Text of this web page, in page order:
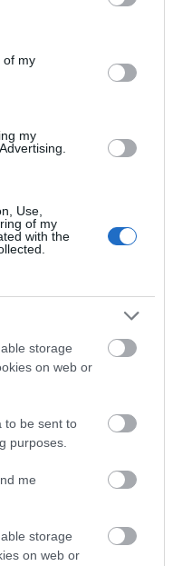
its third-party tags to
in below Google
of my
my
Use,
of my
with the
storage
on web or
to be sent to
purposes.
me
storage
on web or